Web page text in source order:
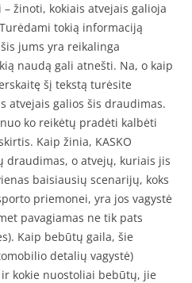
žinoti, kokiais atvejais galioja
tokią informaciją
jums yra reikalinga
naudą gali atnešti. Na, o kaip
šį tekstą turėsite
atvejais galios šis draudimas.
ko reikėtų pradėti kalbėti
Kaip žinia, KASKO
o atvejų, kuriais jis
baisiausių scenarijų, koks
priemonei, yra jos vagystė
pavagiamas ne tik pats
Kaip bebūtų gaila, šie
detalių vagystė)
kokie nuostoliai bebūtų, jie